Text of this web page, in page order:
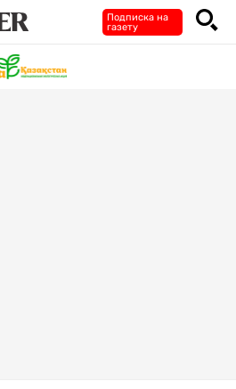
Подписка на
газету